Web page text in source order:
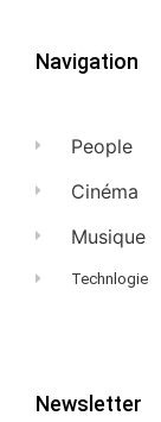
Navigation
People
Cinéma
Musique
Technlogie
Newsletter